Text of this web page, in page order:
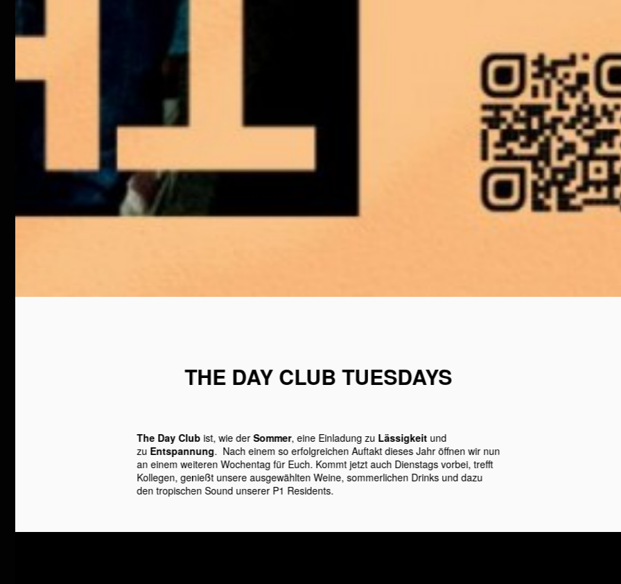
THE DAY CLUB TUESDAYS
The Day Club ist, wie derSommer, eine Einladung zu Lässigkeit und
zu Entspannung. Nach einem so erfolgreichen Auftakt dieses Jahr öffnen wir nun
an einem weiteren Wochentag für Euch. Kommt jetzt auch Dienstags vorbei, trefft
Kollegen, genießt unsere ausgewählten Weine, sommerlichen Drinks und dazu
den tropischen Sound unserer P1 Residents.